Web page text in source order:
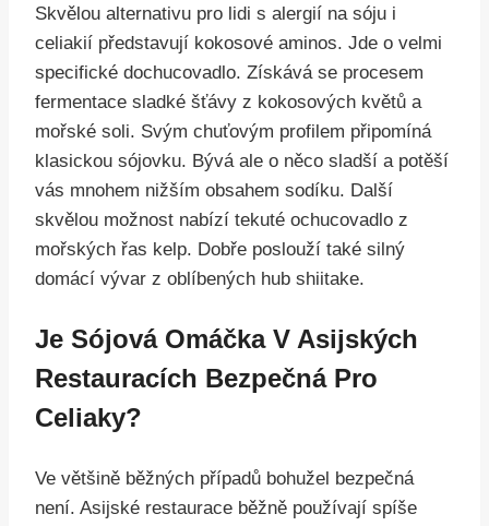
Skvělou alternativu pro lidi s alergií na sóju i
celiakií představují kokosové aminos. Jde o velmi
specifické dochucovadlo. Získává se procesem
fermentace sladké šťávy z kokosových květů a
mořské soli. Svým chuťovým profilem připomíná
klasickou sójovku. Bývá ale o něco sladší a potěší
vás mnohem nižším obsahem sodíku. Další
skvělou možnost nabízí tekuté ochucovadlo z
mořských řas kelp. Dobře poslouží také silný
domácí vývar z oblíbených hub shiitake.
Je Sójová Omáčka V Asijských
Restauracích Bezpečná Pro
Celiaky?
Ve většině běžných případů bohužel bezpečná
není. Asijské restaurace běžně používají spíše